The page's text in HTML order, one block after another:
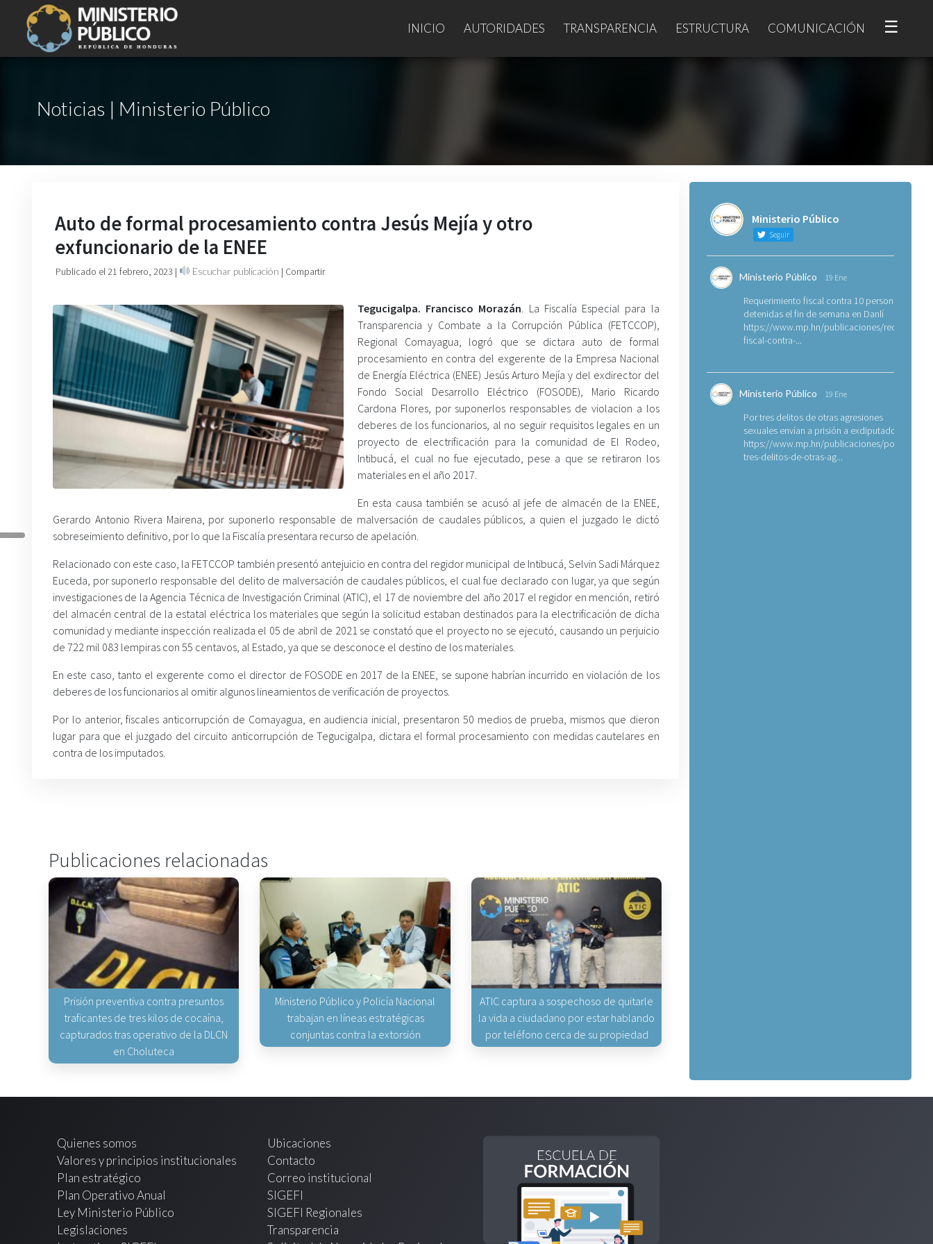
INICIO AUTORIDADES TRANSPARENCIA ESTRUCTURA COMUNICACIÓN ☰
Noticias | Ministerio Público
Auto de formal procesamiento contra Jesús Mejía y otro
exfuncionario de la ENEE
Publicado el 21 febrero, 2023 | Escuchar publicación | Compartir
Tegucigalpa. Francisco Morazán. La Fiscalía Especial para la
Transparencia y Combate a la Corrupción Pública (FETCCOP),
Regional Comayagua, logró que se dictara auto de formal
procesamiento en contra del exgerente de la Empresa Nacional
de Energía Eléctrica (ENEE) Jesús Arturo Mejía y del exdirector del
Fondo Social Desarrollo Eléctrico (FOSODE), Mario Ricardo
Cardona Flores, por suponerlos responsables de violacion a los
deberes de los funcionarios, al no seguir requisitos legales en un
proyecto de electrificación para la comunidad de El Rodeo,
Intibucá, el cual no fue ejecutado, pese a que se retiraron los
materiales en el año 2017.
En esta causa también se acusó al jefe de almacén de la ENEE,
Gerardo Antonio Rivera Mairena, por suponerlo responsable de malversación de caudales públicos, a quien el juzgado le dictó
sobreseimiento definitivo, por lo que la Fiscalía presentara recurso de apelación.
Relacionado con este caso, la FETCCOP también presentó antejuicio en contra del regidor municipal de Intibucá, Selvin Sadi Márquez
Euceda, por suponerlo responsable del delito de malversación de caudales públicos, el cual fue declarado con lugar, ya que según
investigaciones de la Agencia Técnica de Investigación Criminal (ATIC), el 17 de noviembre del año 2017 el regidor en mención, retiró
del almacén central de la estatal eléctrica los materiales que según la solicitud estaban destinados para la electrificación de dicha
comunidad y mediante inspección realizada el 05 de abril de 2021 se constató que el proyecto no se ejecutó, causando un perjuicio
de 722 mil 083 lempiras con 55 centavos, al Estado, ya que se desconoce el destino de los materiales.
En este caso, tanto el exgerente como el director de FOSODE en 2017 de la ENEE, se supone habrían incurrido en violación de los
deberes de los funcionarios al omitir algunos lineamientos de verificación de proyectos.
Por lo anterior, fiscales anticorrupción de Comayagua, en audiencia inicial, presentaron 50 medios de prueba, mismos que dieron
lugar para que el juzgado del circuito anticorrupción de Tegucigalpa, dictara el formal procesamiento con medidas cautelares en
contra de los imputados.
Publicaciones relacionadas
Prisión preventiva contra presuntos
traficantes de tres kilos de cocaína,
capturados tras operativo de la DLCN
en Choluteca
Ministerio Público y Policía Nacional
trabajan en líneas estratégicas
conjuntas contra la extorsión
ATIC captura a sospechoso de quitarle
la vida a ciudadano por estar hablando
por teléfono cerca de su propiedad
Ministerio Público
Seguir
Ministerio Público 19 Ene
Requerimiento fiscal contra 10 personas
detenidas el fin de semana en Danlí
https://www.mp.hn/publicaciones/
fiscal-contra-...
Ministerio Público 19 Ene
Por tres delitos de otras agresiones
sexuales envían a prisión a exdiputado
https://www.mp.hn/publicaciones/por-
tres-delitos-de-otras-ag...
Quienes somos
Valores y principios institucionales
Plan estratégico
Plan Operativo Anual
Ley Ministerio Público
Legislaciones
Ubicaciones
Contacto
Correo institucional
SIGEFI
SIGEFI Regionales
Transparencia